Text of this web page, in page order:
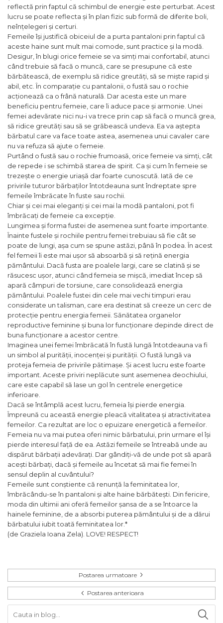
reflectă prin faptul că schimbul de energie este perturbat. Acest
lucru se poate reflecta și în plan fizic sub formă de diferite boli,
neînțelegeri și certuri.
Femeile își justifică obiceiul de a purta pantaloni prin faptul că
aceste haine sunt mult mai comode, sunt practice și la modă.
Desigur, în blugi orice femeie se va simți mai confortabil, atunci
când trebuie să facă o muncă, care se presupune că este
bărbătească, de exemplu să ridice greutăți, să se miște rapid și
abil, etc. În comparație cu pantalonii, o fustă sau o rochie
acționează ca o frână naturală. Dar acesta este un mare
beneficiu pentru femeie, care îi aduce pace și armonie. Unei
femei adevărate nici nu-i va trece prin cap să facă o muncă grea,
să ridice greutăți sau să se grăbească undeva. Ea va aștepta
bărbatul care va face toate astea, asemenea unui cavaler care
nu va refuza să ajute o femeie.
Purtând o fustă sau o rochie frumoasă, orice femeie va simți, cât
de repede i se schimbă starea de spirit. Ca și cum în femeie se
trezește o energie uriașă dar foarte cunoscută. Iată de ce
privirile tuturor bărbaților întotdeauna sunt îndreptate spre
femeile îmbrăcate în fuste sau rochii.
Chiar și cei mai eleganți și cei mai la modă pantaloni, pot fi
îmbrăcați de femeie ca excepție.
Lungimea și forma fustei de asemenea sunt foarte importante.
Înainte fustele și rochiile pentru femei trebuiau să fie cât se
poate de lungi, așa cum se spune astăzi, până în podea. În acest
fel femeii îi este mai ușor să absoarbă și să rețină energia
pământului. Dacă fusta are poalele largi, care se clatină și se
răsucesc ușor, atunci când femeia se mișcă, imediat încep să
apară câmpuri de torsiune, care consolidează energia
pământului. Poalele fustei din cele mai vechi timpuri erau
considerate un talisman, care era destinat să creeze un cerc de
protecție pentru energia femeii. Sănătatea organelor
reproductive feminine și buna lor funcționare depinde direct de
buna funcționare a acestor centre.
Imaginea unei femei îmbrăcată în fustă lungă întotdeauna va fi
un simbol al purității, inocenței și purității. O fustă lungă va
proteja femeia de privirile pătimașe. Și acest lucru este foarte
important. Aceste priviri neplăcute sunt asemenea deochiului,
care este capabil să lase un gol în centrele energetice
inferioare.
Dacă se întâmplă acest lucru, femeia își pierde energia.
Împreună cu această energie pleacă vitalitatea și atractivitatea
femeilor. Ca rezultat are loc o epuizare energetică a femeilor.
Femeia nu va mai putea oferi nimic bărbatului, prin urmare el își
pierde interesul față de ea. Astăzi femeile se întreabă unde au
dispărut bărbații adevărați. Dar gândiți-vă de unde pot să apară
acești bărbați, dacă și femeile au încetat să mai fie femei în
sensul deplin al cuvântului?
Femeile sunt conștiente că renunță la feminitatea lor,
îmbrăcându-se în pantaloni și alte haine bărbătești. Din fericire,
moda din ultimii ani oferă femeilor șansa de a se întoarce la
hainele feminine, de a absorbi puterea pământului și de a dărui
bărbatului iubit toată feminitatea lor.*
(de Graziela Ioana Zela). LOVE! RESPECT!
Postarea urmatoare
Postarea anterioara